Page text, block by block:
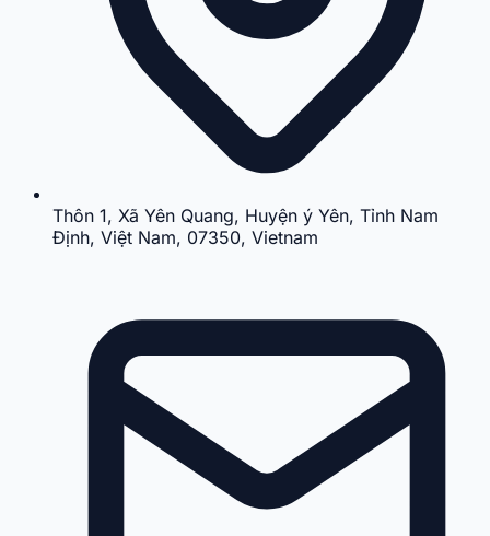
Thôn 1, Xã Yên Quang, Huyện ý Yên, Tỉnh Nam
Định, Việt Nam, 07350, Vietnam